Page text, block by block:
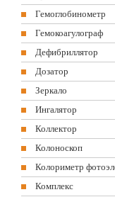
Гемоглобинометр
Гемокоагулограф
Дефибриллятор
Дозатор
Зеркало
Ингалятор
Коллектор
Колоноскоп
Колориметр
Комплекс